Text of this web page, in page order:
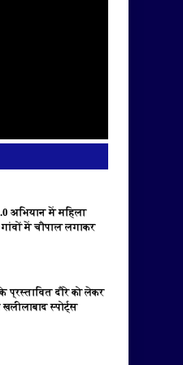
अभियान में महिला
में चौपाल लगाकर
दौरे को लेकर
स्पोर्ट्स